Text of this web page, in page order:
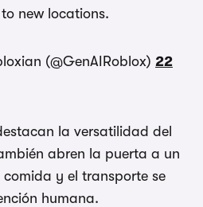
new locations.
(@GenAIRoblox) 22
la versatilidad del
abren la puerta a un
y el transporte se
humana.